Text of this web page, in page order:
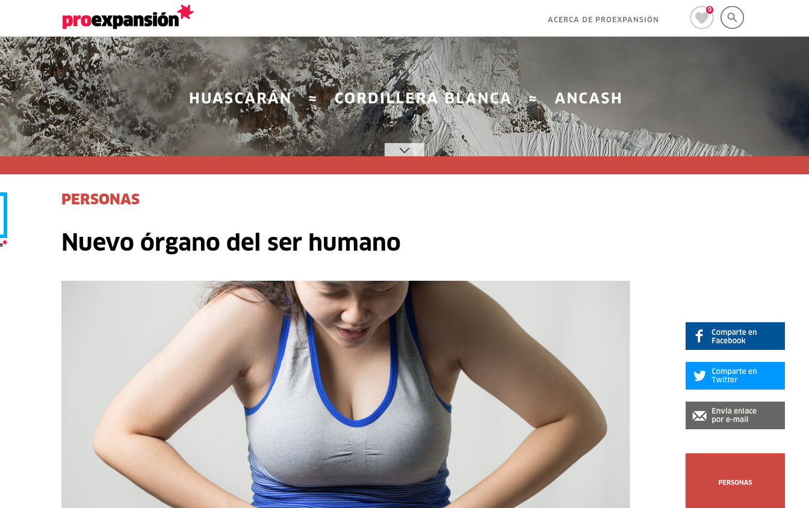
0
ACERCA DE PROEXPANSIÓN
PERSONAS
Nuevo órgano del ser humano